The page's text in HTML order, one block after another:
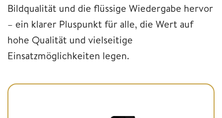
Bildqualität und die flüssige Wiedergabe hervor
– ein klarer Pluspunkt für alle, die Wert auf
hohe Qualität und vielseitige
Einsatzmöglichkeiten legen.